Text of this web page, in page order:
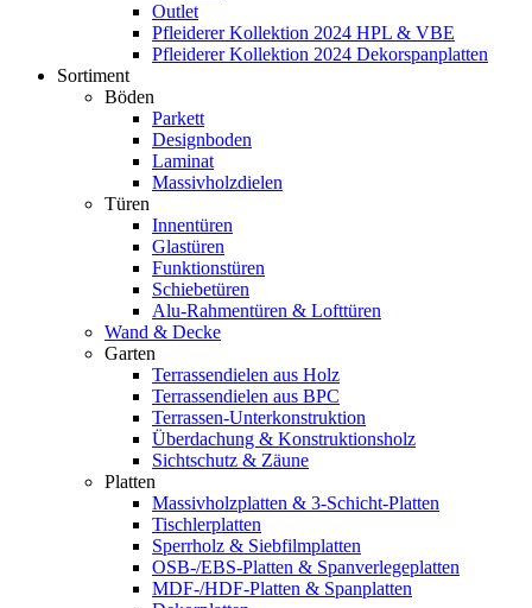
Outlet
Pfleiderer Kollektion 2024 HPL & VBE
Pfleiderer Kollektion 2024 Dekorspanplatten
Sortiment
Böden
Parkett
Designboden
Laminat
Massivholzdielen
Türen
Innentüren
Glastüren
Funktionstüren
Schiebetüren
Alu-Rahmentüren & Lofttüren
Wand & Decke
Garten
Terrassendielen aus Holz
Terrassendielen aus BPC
Terrassen-Unterkonstruktion
Überdachung & Konstruktionsholz
Sichtschutz & Zäune
Platten
Massivholzplatten & 3-Schicht-Platten
Tischlerplatten
Sperrholz & Siebfilmplatten
OSB-/EBS-Platten & Spanverlegeplatten
MDF-/HDF-Platten & Spanplatten